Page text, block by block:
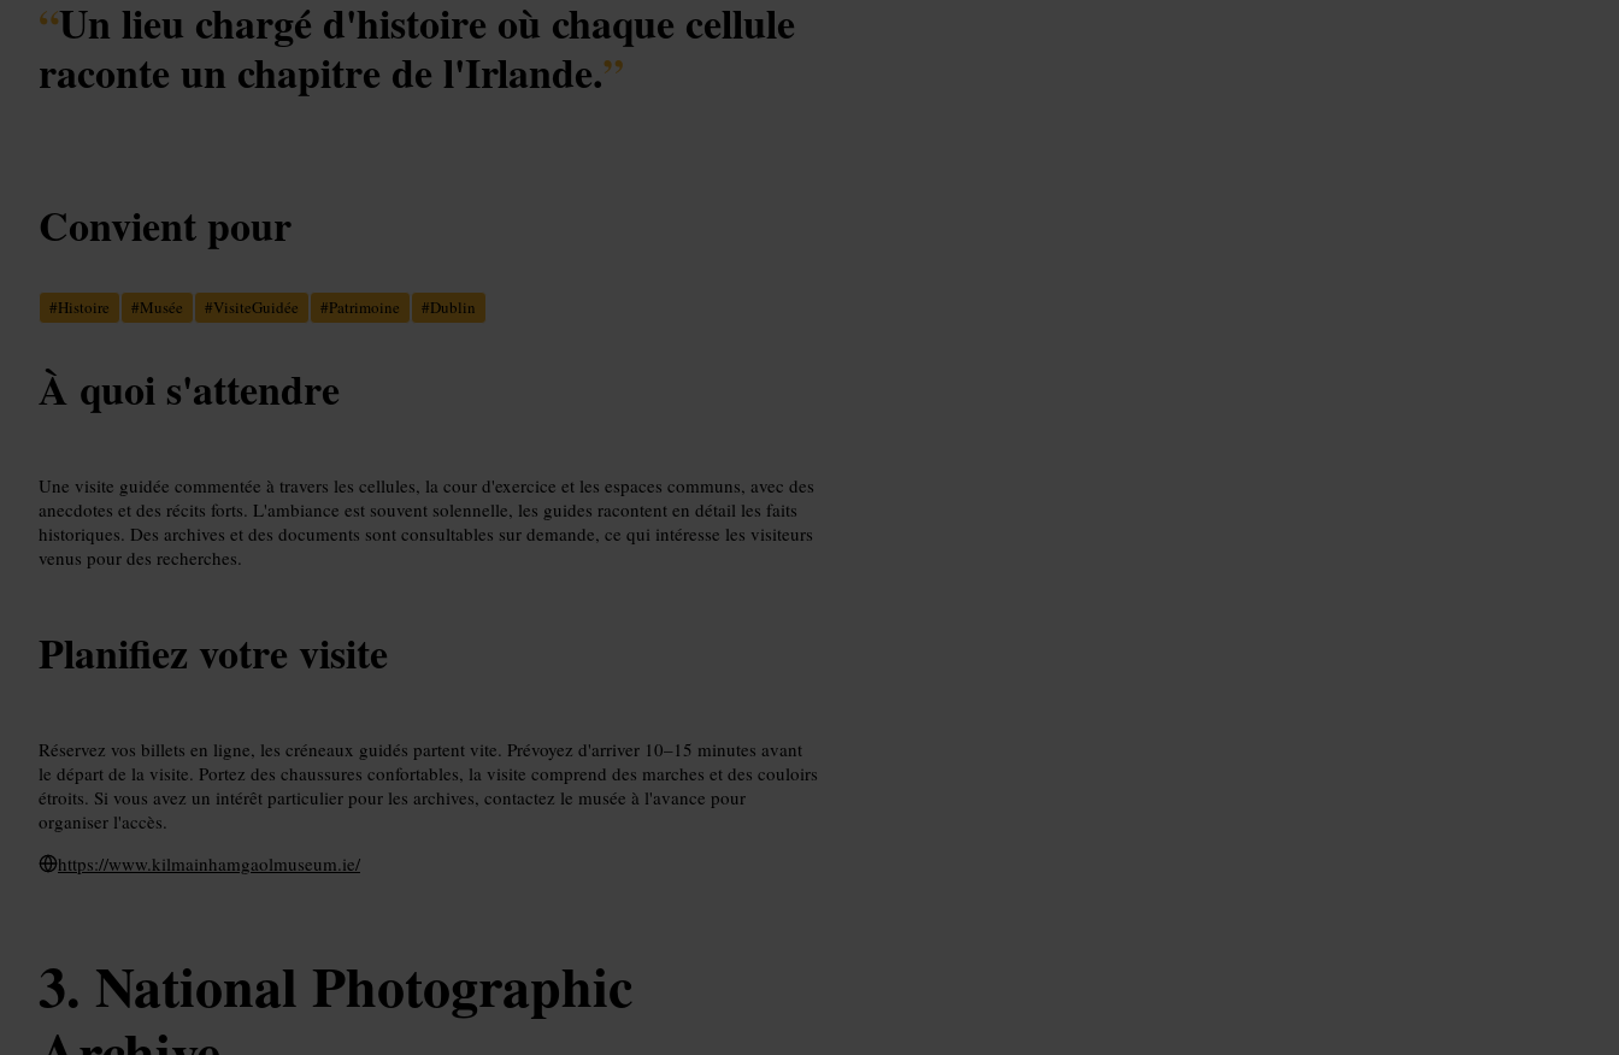
“Un lieu chargé d'histoire où chaque cellule
raconte un chapitre de l'Irlande.”
Convient pour
#Histoire #Musée #VisiteGuidée #Patrimoine #Dublin
À quoi s'attendre
Une visite guidée commentée à travers les cellules, la cour d'exercice et les espaces communs, avec des
anecdotes et des récits forts. L'ambiance est souvent solennelle, les guides racontent en détail les faits
historiques. Des archives et des documents sont consultables sur demande, ce qui intéresse les visiteurs
venus pour des recherches.
Planifiez votre visite
Réservez vos billets en ligne, les créneaux guidés partent vite. Prévoyez d'arriver 10–15 minutes avant
le départ de la visite. Portez des chaussures confortables, la visite comprend des marches et des couloirs
étroits. Si vous avez un intérêt particulier pour les archives, contactez le musée à l'avance pour
organiser l'accès.
https://www.kilmainhamgaolmuseum.ie/
National Photographic